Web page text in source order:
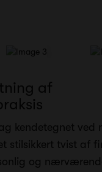
af
kendetegnet ved
stilsikkert tvist af
og